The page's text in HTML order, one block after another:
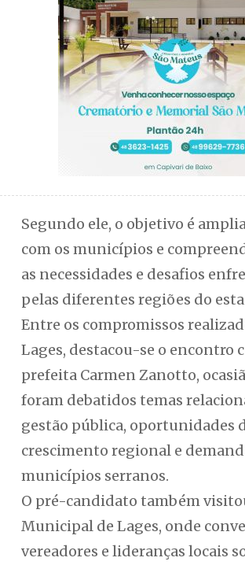
Segundo ele, o objetivo é
com os municípios e
as necessidades e desafios
pelas diferentes regiões do
Entre os compromissos
Lages, destacou-se o encontro
prefeita Carmen Zanotto,
foram debatidos temas
gestão pública, oportunidades
crescimento regional e
municípios serranos.
O pré-candidato também
Municipal de Lages, onde
vereadores e lideranças locais